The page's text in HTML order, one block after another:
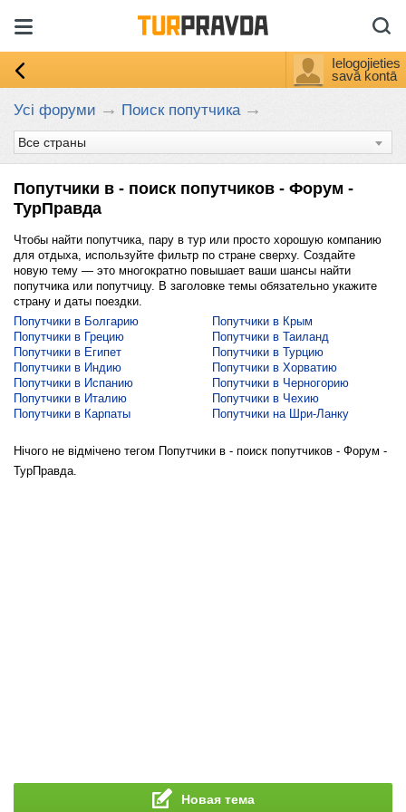
Ielogojieties
savā kontā
Усі форуми → Поиск попутчика →
Попутчики в - поиск попутчиков - Форум -
ТурПравда
Чтобы найти попутчика, пару в тур или просто хорошую компанию
для отдыха, используйте фильтр по стране сверху. Создайте
новую тему — это многократно повышает ваши шансы найти
попутчика или попутчицу. В заголовке темы обязательно укажите
страну и даты поездки.
Попутчики в Болгарию
Попутчики в Грецию
Попутчики в Египет
Попутчики в Индию
Попутчики в Испанию
Попутчики в Италию
Попутчики в Карпаты
Попутчики в Крым
Попутчики в Таиланд
Попутчики в Турцию
Попутчики в Хорватию
Попутчики в Черногорию
Попутчики в Чехию
Попутчики на Шри-Ланку
Нічого не відмічено тегом Попутчики в - поиск попутчиков - Форум -
ТурПравда.
Новая тема